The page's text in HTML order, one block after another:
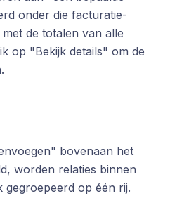
onder die facturatie-
de totalen van alle
op "Bekijk details" om de
bovenaan het
worden relaties binnen
gegroepeerd op één rij.